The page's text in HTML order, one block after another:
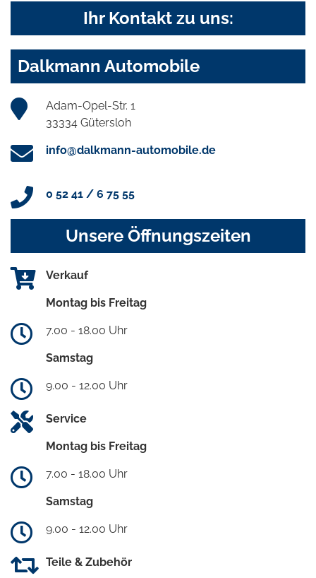
Ihr Kontakt zu uns:
Dalkmann Automobile
Adam-Opel-Str. 1
33334 Gütersloh
info@dalkmann-automobile.de
0 52 41 / 6 75 55
Unsere Öffnungszeiten
Verkauf
Montag bis Freitag
7.00 - 18.00 Uhr
Samstag
9.00 - 12.00 Uhr
Service
Montag bis Freitag
7.00 - 18.00 Uhr
Samstag
9.00 - 12.00 Uhr
Teile & Zubehör